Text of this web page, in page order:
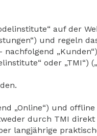
auf der
und regeln
nachfolgend
oder „TMI“)
„Online“) und offline
durch TMI
langjährige